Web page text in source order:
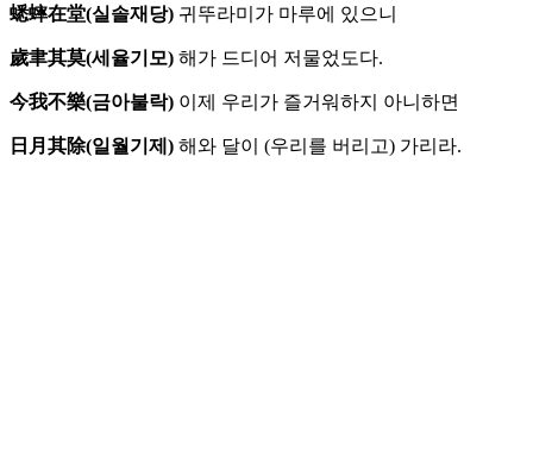
蟋蟀在堂(실솔재당) 귀뚜라미가 마루에 있으니
歲聿其莫(세율기모) 해가 드디어 저물었도다.
今我不樂(금아불락) 이제 우리가 즐거워하지 아니하면
日月其除(일월기제) 해와 달이 (우리를 버리고) 가리라.